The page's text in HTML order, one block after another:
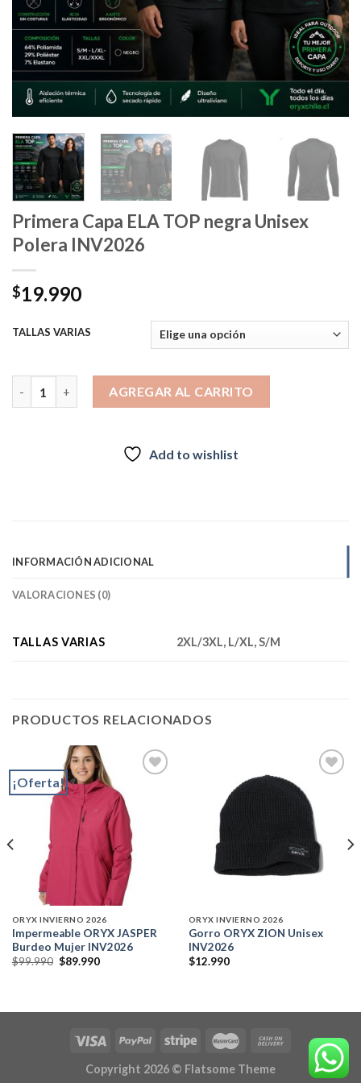
Primera Capa ELA TOP negra Unisex
Polera INV2026
$19.990
TALLAS VARIAS
AGREGAR AL CARRITO
Add to wishlist
INFORMACIÓN ADICIONAL
VALORACIONES (0)
TALLAS VARIAS 2XL/3XL, L/XL, S/M
PRODUCTOS RELACIONADOS
¡Oferta!
ORYX INVIERNO 2026
Impermeable ORYX JASPER
Burdeo Mujer INV2026
$99.990 El
$89.990El
Add to
wishlist
ORYX INVIERNO 2026
Gorro ORYX ZION Unisex
INV2026
$12.990
Copyright 2026 © Flatsome Theme